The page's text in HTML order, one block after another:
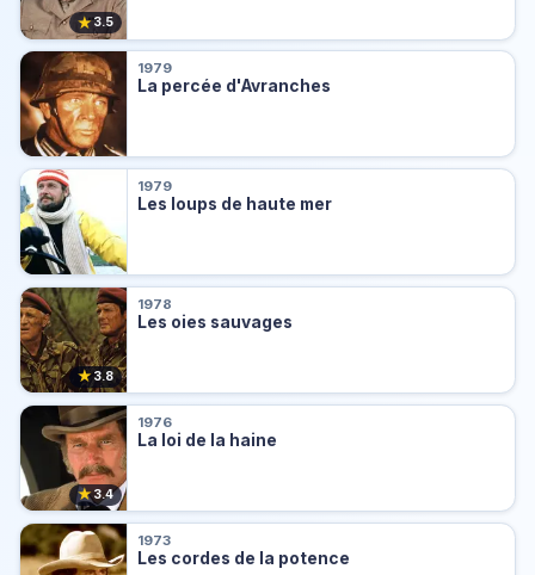
★3.5
1979
La percée d'Avranches
1979
Les loups de haute mer
★3.8
1978
Les oies sauvages
★3.4
1976
La loi de la haine
1973
Les cordes de la potence